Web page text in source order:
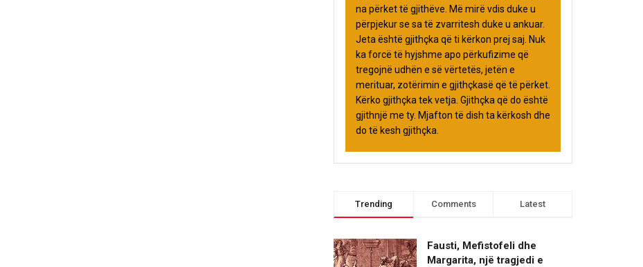
na përket të gjithëve. Më mirë vdis duke u
përpjekur se sa të zvarritesh duke u ankuar.
Jeta është gjithçka që ti kërkon prej saj. Nuk
ka forcë të hyjshme apo përkufizime që
tregojnë udhën e së vërtetës, jetën e
merituar, zotërimin e gjithçkasë që të përket.
Kërko gjithçka tek vetja. Gjithçka që do është
gjithnjë me ty. Mjafton të dish ta kërkosh dhe
do të kesh gjithçka.
Trending Comments Latest
Fausti, Mefistofeli dhe
Margarita, një tragjedi e